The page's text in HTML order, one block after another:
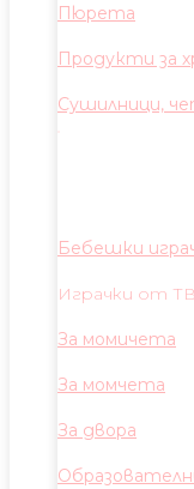
Пюрета
Продукти за
Сушилници,
Бебешки
Играчки от
За момичета
За момчета
За двора